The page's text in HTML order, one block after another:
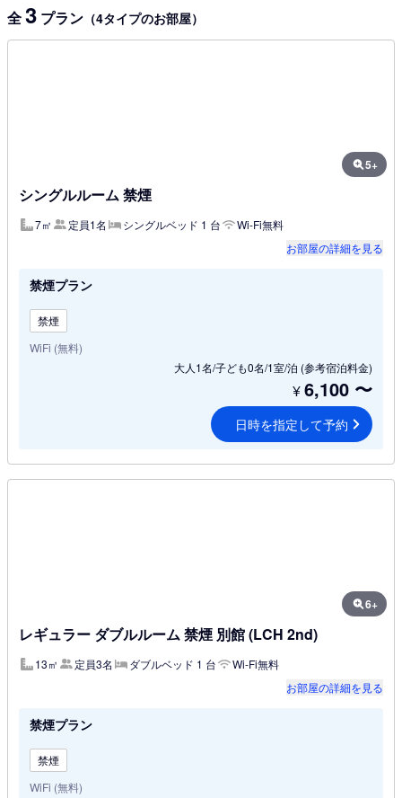
全3 プラン （4タイプのお部屋）
5+
シングルルーム 禁煙
7㎡ 定員1名 シングルベッド 1 台
Wi-Fi無料
お部屋の詳細を見る
禁煙プラン
禁煙
WiFi (無料)
大人1名/子ども0名/1室/泊 (参考宿泊料金)
¥6,100 〜
日時を指定して予約
6+
レギュラー ダブルルーム 禁煙 別館 (LCH 2nd)
13㎡ 定員3名 ダブルベッド 1 台
Wi-Fi無料
お部屋の詳細を見る
禁煙プラン
禁煙
WiFi (無料)